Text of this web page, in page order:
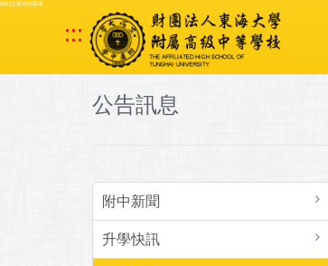
跳到主要內容區塊
:::
公告訊息
附中新聞
升學快訊